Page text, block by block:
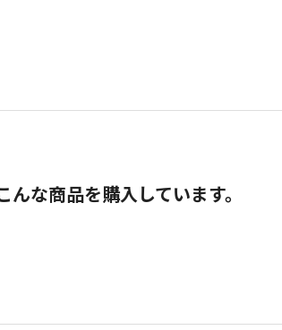
な商品を購入しています。